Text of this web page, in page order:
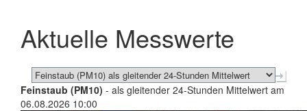
schließen
Aktuelle Messwerte
Feinstaub (PM10) - als gleitender 24-Stunden Mittelwert am
06.08.2026 10:00